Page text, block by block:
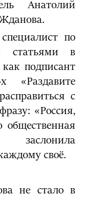
Анатолий
по
статьями в
подписант
«Раздавите
с
«Россия,
своё.
не стало в